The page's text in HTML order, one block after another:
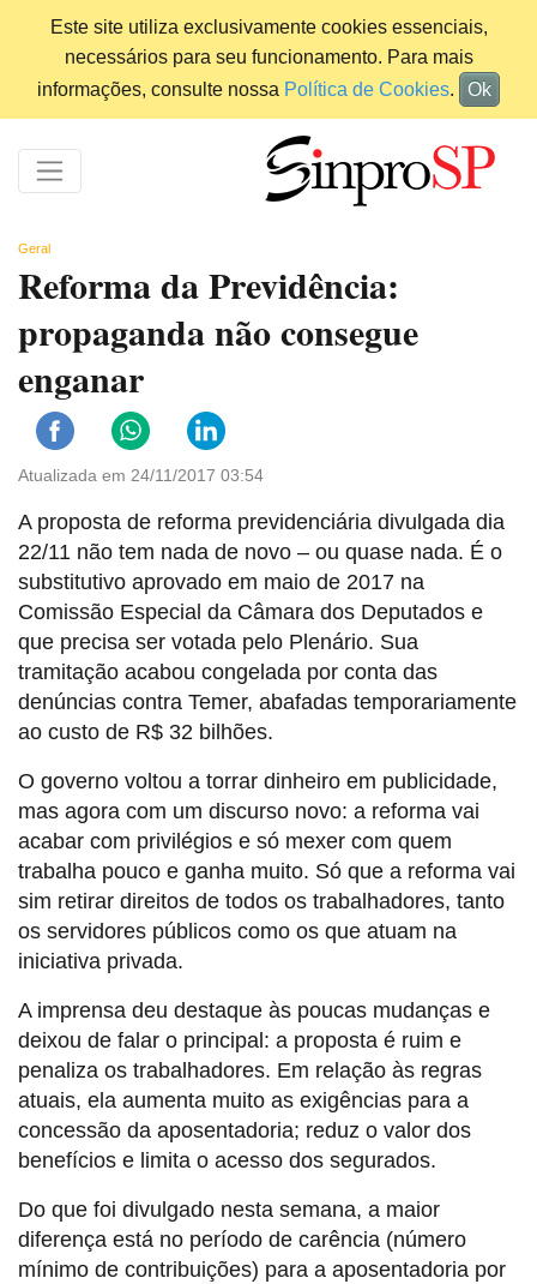
Este site utiliza exclusivamente cookies essenciais,
necessários para seu funcionamento. Para mais
informações, consulte nossa Política de Cookies. Ok
Geral
Reforma da Previdência:
propaganda não consegue
enganar
Atualizada em 24/11/2017 03:54
A proposta de reforma previdenciária divulgada dia
22/11 não tem nada de novo – ou quase nada. É o
substitutivo aprovado em maio de 2017 na
Comissão Especial da Câmara dos Deputados e
que precisa ser votada pelo Plenário. Sua
tramitação acabou congelada por conta das
denúncias contra Temer, abafadas temporariamente
ao custo de R$ 32 bilhões.
O governo voltou a torrar dinheiro em publicidade,
mas agora com um discurso novo: a reforma vai
acabar com privilégios e só mexer com quem
trabalha pouco e ganha muito. Só que a reforma vai
sim retirar direitos de todos os trabalhadores, tanto
os servidores públicos como os que atuam na
iniciativa privada.
A imprensa deu destaque às poucas mudanças e
deixou de falar o principal: a proposta é ruim e
penaliza os trabalhadores. Em relação às regras
atuais, ela aumenta muito as exigências para a
concessão da aposentadoria; reduz o valor dos
benefícios e limita o acesso dos segurados.
Do que foi divulgado nesta semana, a maior
diferença está no período de carência (número
mínimo de contribuições) para a aposentadoria por